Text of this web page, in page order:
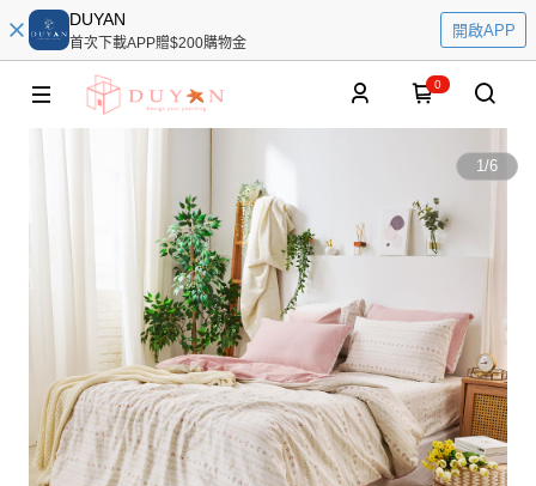
DUYAN
首次下載APP贈$200購物金
開啟APP
0
1/6